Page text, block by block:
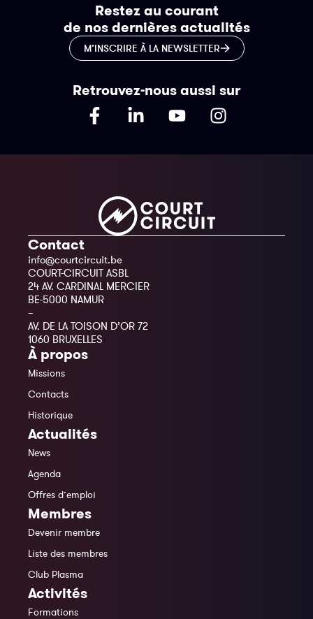
Restez au courant
de nos dernières actualités
M’INSCRIRE À LA NEWSLETTER
Retrouvez-nous aussi sur
Contact
info@courtcircuit.be
COURT-CIRCUIT ASBL
24 AV. CARDINAL MERCIER
BE-5000 NAMUR
–
AV. DE LA TOISON D’OR 72
1060 BRUXELLES
À propos
Missions
Contacts
Historique
Actualités
News
Agenda
Offres d’emploi
Membres
Devenir membre
Liste des membres
Club Plasma
Activités
Formations